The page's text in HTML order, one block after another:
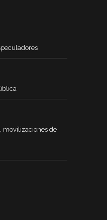
movilizaciones de